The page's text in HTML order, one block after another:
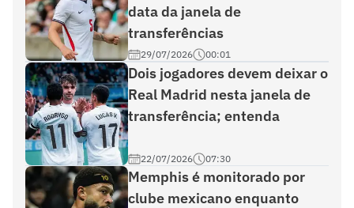
data da janela de
transferências
29/07/2026 00:01
Dois jogadores devem deixar o
Real Madrid nesta janela de
transferência; entenda
22/07/2026 07:30
Memphis é monitorado por
clube mexicano enquanto